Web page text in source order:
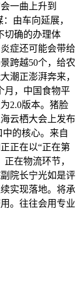
一曲上升到
由车向延展，
切确的办理体
症还可能会带给
跨越50个，给农
潮正澎湃奔来，
月，中国食物平
2.0版本。猪脸
云栖大会上发布
的核心。来自
正在以“正在第
在物流环节，
院长宁光如是评
实现落地。将承
。往往会用专业